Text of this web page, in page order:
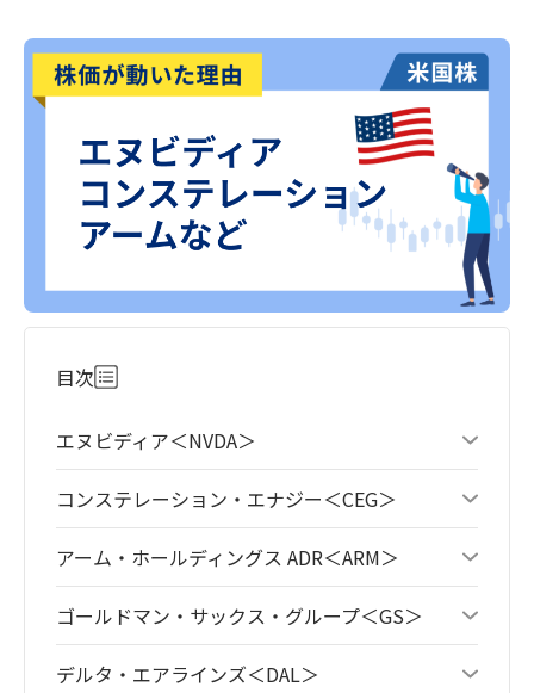
目次
エヌビディア＜NVDA＞
コンステレーション・エナジー＜CEG＞
アーム・ホールディングス ADR＜ARM＞
ゴールドマン・サックス・グループ＜GS＞
デルタ・エアラインズ＜DAL＞